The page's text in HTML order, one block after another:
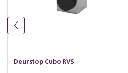
Deurstop Cubo RVS